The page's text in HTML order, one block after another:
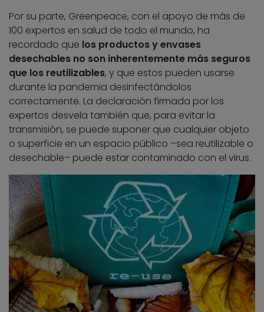
Por su parte, Greenpeace, con el apoyo de más de
100 expertos en salud de todo el mundo, ha
recordado que los productos y envases
desechables no son inherentemente más seguros
que los reutilizables, y que estos pueden usarse
durante la pandemia desinfectándolos
correctamente. La declaración firmada por los
expertos desvela también que, para evitar la
transmisión, se puede suponer que cualquier objeto
o superficie en un espacio público –sea reutilizable o
desechable– puede estar contaminado con el virus.